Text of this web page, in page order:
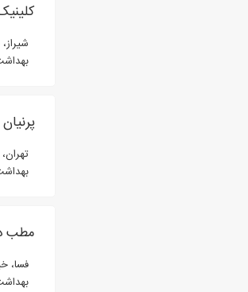
مطب
فسا،